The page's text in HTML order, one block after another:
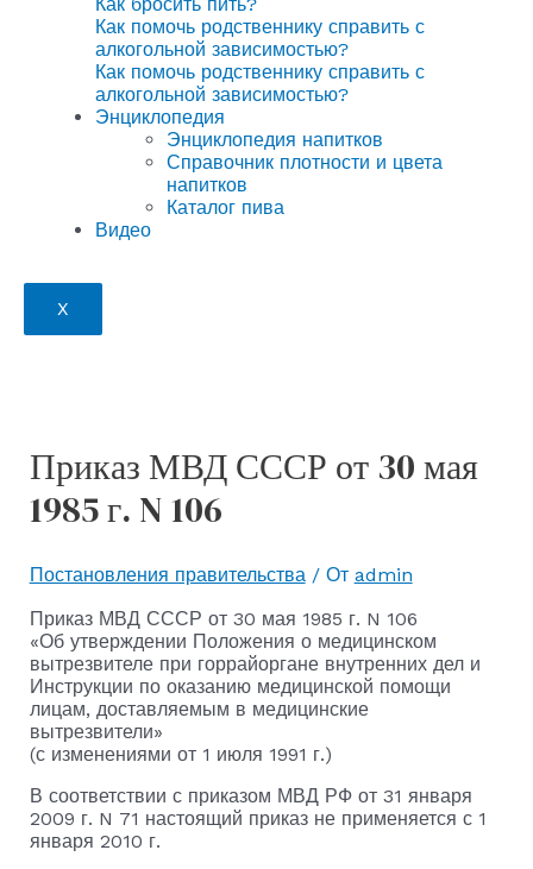
Как помочь родственнику справить с
алкогольной зависимостью?
Как помочь родственнику справить с
алкогольной зависимостью?
Энциклопедия
Энциклопедия напитков
Справочник плотности и цвета
напитков
Каталог пива
Видео
X
Приказ МВД СССР от 30 мая
1985 г. N 106
Постановления правительства / От admin
Приказ МВД СССР от 30 мая 1985 г. N 106
«Об утверждении Положения о медицинском
вытрезвителе при горрайоргане внутренних дел и
Инструкции по оказанию медицинской помощи
лицам, доставляемым в медицинские
вытрезвители»
(с изменениями от 1 июля 1991 г.)
В соответствии с приказом МВД РФ от 31 января
2009 г. N 71 настоящий приказ не применяется с 1
января 2010 г.